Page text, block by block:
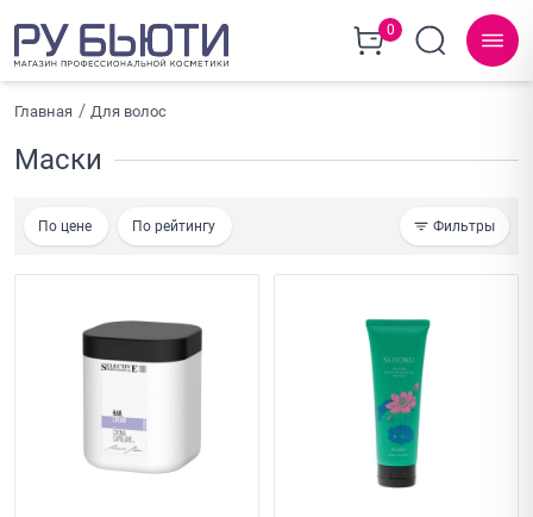
0
Главная Для волос
Маски
По цене По рейтингу Фильтры